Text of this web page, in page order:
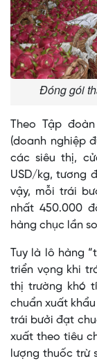
Đóng gói
Theo Tập
(doanh nghiệp
các siêu thị,
USD/kg, tương
vậy, mỗi trái
nhất 450.000
hàng chục lần
Tuy là lô hàng
triển vọng khi
thị trường khó
chuẩn xuất
trái bưởi đạt
xuất theo tiêu
lượng thuốc trừ